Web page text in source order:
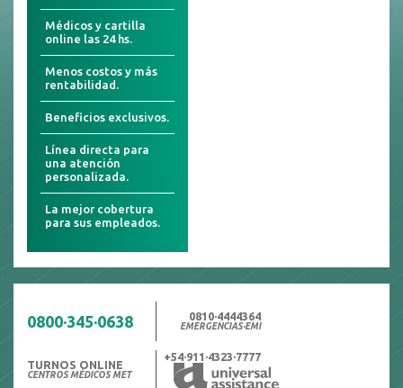
Médicos y cartilla
online las 24 hs.
Menos costos y más
rentabilidad.
Beneficios exclusivos.
Línea directa para
una atención
personalizada.
La mejor cobertura
para sus empleados.
0800·345·0638 0810·4444364
EMERGENCIAS·EMI
TURNOS ONLINE
CENTROS MÉDICOS MET
+54·911·4323·7777